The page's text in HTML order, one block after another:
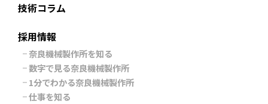
技術コラム
採用情報
奈良機械製作所を知る
数字で見る奈良機械製作所
1分でわかる奈良機械製作所
仕事を知る